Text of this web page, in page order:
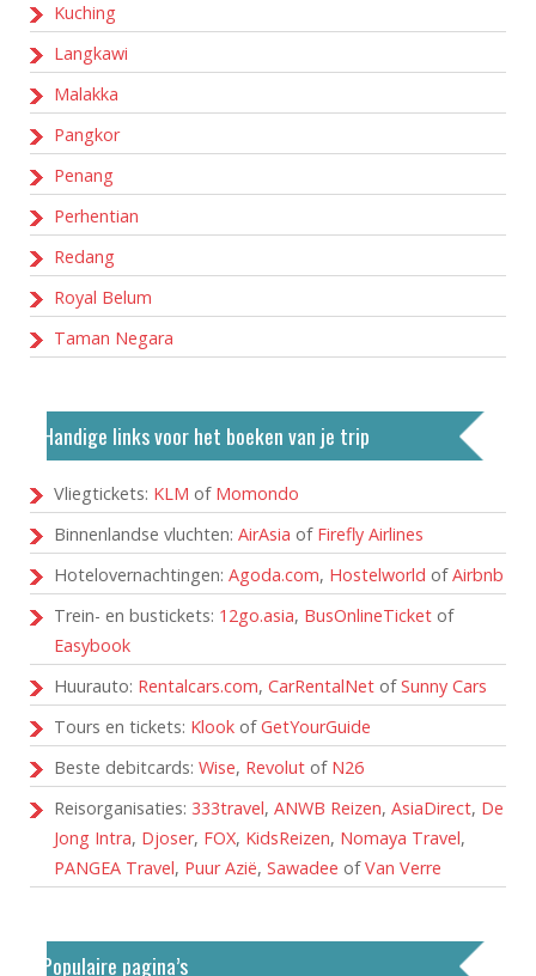
Kuching
Langkawi
Malakka
Pangkor
Penang
Perhentian
Redang
Royal Belum
Taman Negara
Handige links voor het boeken van je trip
Vliegtickets: KLM of Momondo
Binnenlandse vluchten: AirAsia of Firefly Airlines
Hotelovernachtingen: Agoda.com, Hostelworld ofAirbnb
Trein- en bustickets: 12go.asia, BusOnlineTicket of
Easybook
Huurauto: Rentalcars.com, CarRentalNet ofSunny Cars
Tours en tickets: Klook ofGetYourGuide
Beste debitcards: Wise, Revolut of N26
Reisorganisaties: 333travel, ANWB Reizen, AsiaDirect, De
Jong Intra, Djoser, FOX, KidsReizen, Nomaya Travel,
PANGEA Travel, Puur Azië, Sawadee ofVan Verre
Populaire pagina’s